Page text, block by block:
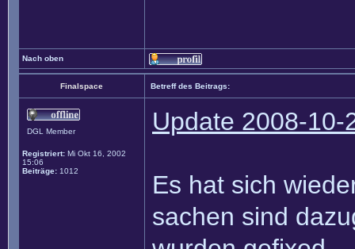
Nach oben
Finalspace Betreff des Beitrags:
DGL Member
Registriert: Mi Okt 16, 2002
15:06
Beiträge: 1012
Update 2008-10-
Es hat sich
sachen sind